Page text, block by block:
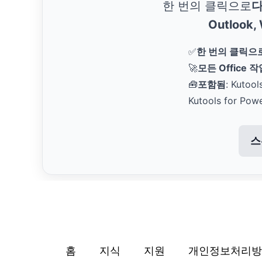
한 번의 클릭으로
Outlook,
✅한 번의 클릭으
🚀모든 Office 작
🧰포함됨:
Kutools for
홈 지식 지원 개인정보처리